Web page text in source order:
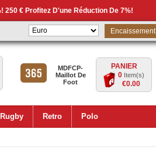
250 € Profitez D'une Réduction De 7%!
Encaissement
PANIER
0 Item(s)
€0.00
MDFCP-
Maillot De
Foot
Rugby Retro Polo